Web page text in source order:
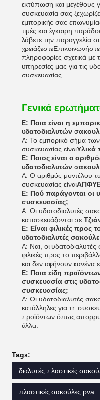
εκτύπωση και μεγέθους
συσκευασία σας
εμπορικής σας
τιμές και έγκαιρη
λάβετε την παραγγελία
πληροφορίες σχετικά με
υπηρεσίες μας για τις
συσκευασίας.
Γενικά
Ε: Ποια είναι η
υδατοδιαλυτών
Α: Το εμπορικό σήμα
συσκευασίας είναιΥλικά
Ε: Ποιος είναι ο
υδατοδιαλυτών
Α: Ο αριθμός μοντέλου
συσκευασίας είναι
Ε: Πού παράγονται οι
συσκευασίας;
Α: Οι υδατοδιαλυτές
κατασκευάζονται σε:
Ε: Είναι φιλικές προς
υδατοδιαλυτές
Α: Ναι, οι υδατοδιαλυτές
φιλικές προς το
και δεν αφήνουν κανένα
Ε: Ποια είδη
συσκευασία στις
συσκευασίας;
Α: Οι υδατοδιαλυτές
κατάλληλες για τη
προϊόντων όπως
άλλα.
Tags:
διαλυτές πλαστικές
πλαστικές σακούλες pva